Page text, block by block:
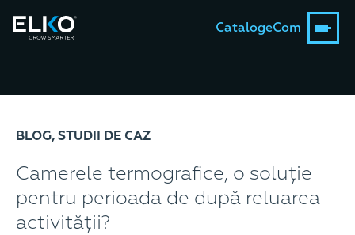
CatalogeCom
BLOG, STUDII DE CAZ
Camerele termografice, o soluție
pentru perioada de după reluarea
activității?